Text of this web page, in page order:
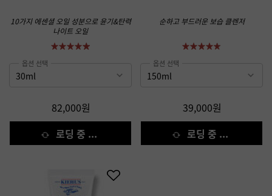
10가지 에센셜 오일 성분으로 윤기&탄력
나이트 오일
옵션 선택
82,000원
로딩 중 ...
순하고 부드러운 보습 클렌저
옵션 선택
39,000원
로딩 중 ...